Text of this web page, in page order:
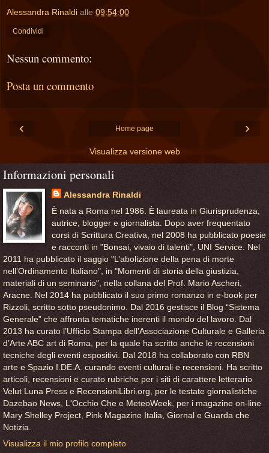
Alessandra Rinaldi alle 09:54:00
Condividi
Nessun commento:
Posta un commento
‹ ›
Home page
Visualizza versione web
Informazioni personali
Alessandra Rinaldi
È nata a Roma nel 1986. È laureata in Giurisprudenza,
autrice, blogger e giornalista. Dopo aver frequentato
corsi di Scrittura Creativa, nel 2008 ha pubblicato poesie
e racconti in "Bonsai, vivaio di talenti", UNI Service. Nel
2011 ha pubblicato il saggio "L’abolizione della pena di morte
nell’Ordinamento Italiano", in "Momenti di storia della giustizia,
materiali di un seminario", nella collana del Prof. Mario Ascheri,
Aracne. Nel 2014 ha pubblicato il suo primo romanzo in e-book per
Rizzoli, scritto sotto pseudonimo. Dal 2016 gestisce il Blog “Sistema
Generale” che affronta tematiche inerenti il mondo del lavoro. Dal
2013 ha curato l’Ufficio Stampa dell’Associazione Culturale e Galleria
d’Arte ABC art di Roma, per la quale ha scritto anche le recensioni
tecniche degli eventi espositivi. Dal 2018 ha collaborato con RBN
arte e Spazio I.DE.A. curando eventi culturali e recensioni. Ha scritto
articoli, recensioni e curato rubriche per i siti di carattere letterario
Velut Luna Press e RecensioniLibri.org, per le testate giornalistiche
Dazebao News, L'Occhio Che e MeteoWeek, per i magazine on-line
Mary Shelley Project, Pink Magazine Italia, Giornal e Guarda che
Notizia.
Visualizza il mio profilo completo